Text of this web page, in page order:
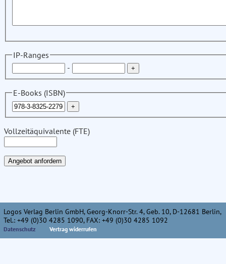
IP-Ranges
-
E-Books (ISBN)
Vollzeitäquivalente (FTE)
Logos Verlag Berlin GmbH, Georg-Knorr-Str. 4, Geb. 10, D-12681 Berlin,
Tel.: +49 (0)30 4285 1090, FAX: +49 (0)30 4285 1092
Datenschutz Vertrag widerrufen